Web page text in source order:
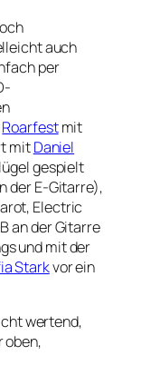
auch
per
Roarfestmit
mitDaniel
gespielt
der E-Gitarre),
Electric
an der Gitarre
und mit der
Starkvor ein
wertend,
oben,